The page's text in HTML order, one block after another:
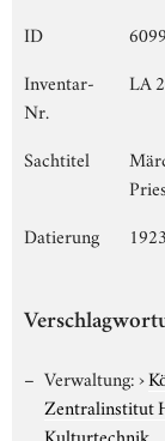
ID
Inventar-
Nr.
LA
Sachtitel
Datierung
Verwaltung:›
Zentralinstitut
Kulturtechnik